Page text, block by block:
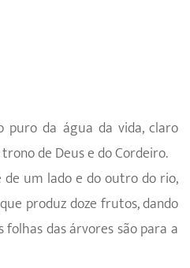
da água da vida, claro
de Deus e do Cordeiro.
de um lado e do outro do rio,
produz doze frutos, dando
das árvores são para a